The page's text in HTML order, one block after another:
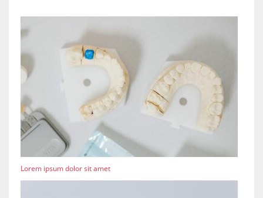
Lorem ipsum dolor sit amet